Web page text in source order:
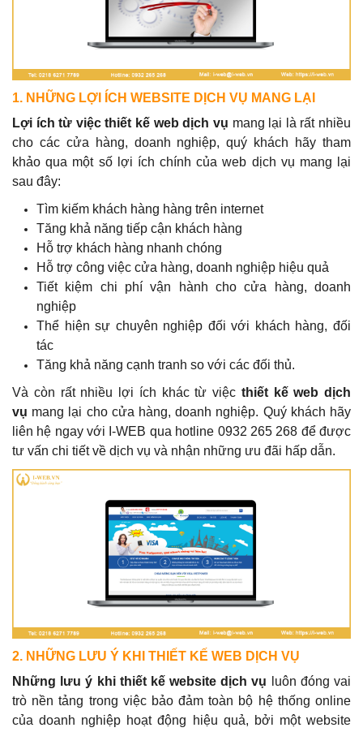
1. NHỮNG LỢI ÍCH WEBSITE DỊCH VỤ MANG LẠI
Lợi ích từ việc thiết kế web dịch vụ mang lại là rất nhiều
cho các cửa hàng, doanh nghiệp, quý khách hãy tham
khảo qua một số lợi ích chính của web dịch vụ mang lại
sau đây:
Tìm kiếm khách hàng hàng trên internet
Tăng khả năng tiếp cận khách hàng
Hỗ trợ khách hàng nhanh chóng
Hỗ trợ công việc cửa hàng, doanh nghiệp hiệu quả
Tiết kiệm chi phí vận hành cho cửa hàng, doanh
nghiệp
Thể hiện sự chuyên nghiệp đối với khách hàng, đối
tác
Tăng khả năng cạnh tranh so với các đối thủ.
Và còn rất nhiều lợi ích khác từ việc thiết kế web dịch
vụ mang lại cho cửa hàng, doanh nghiệp. Quý khách hãy
liên hệ ngay với I-WEB qua hotline 0932 265 268 để được
tư vấn chi tiết về dịch vụ và nhận những ưu đãi hấp dẫn.
2. NHỮNG LƯU Ý KHI THIẾT KẾ WEB DỊCH VỤ
Những lưu ý khi thiết kế website dịch vụ luôn đóng vai
trò nền tảng trong việc bảo đảm toàn bộ hệ thống online
của doanh nghiệp hoạt động hiệu quả, bởi một website